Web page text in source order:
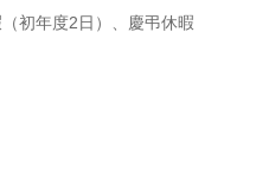
初年度2日）、慶弔休暇